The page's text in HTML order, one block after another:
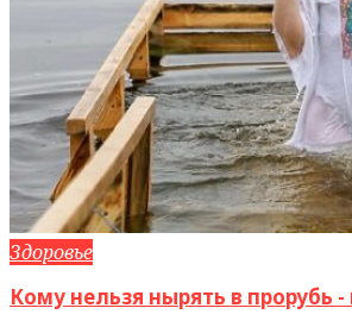
Здоровье
Кому нельзя нырять в прорубь